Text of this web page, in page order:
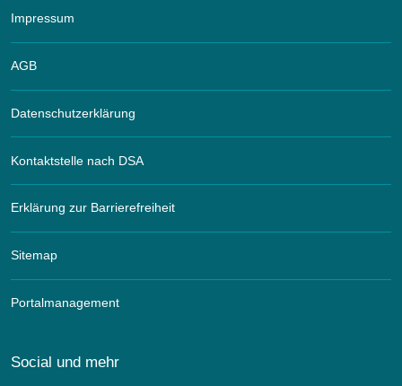
Impressum
AGB
Datenschutzerklärung
Kontaktstelle nach DSA
Erklärung zur Barrierefreiheit
Sitemap
Portalmanagement
Social und mehr